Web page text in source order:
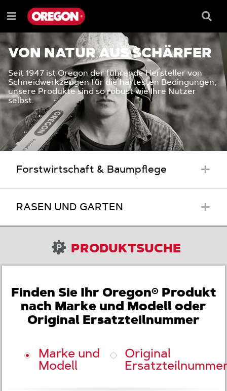
INHALT
NAVIGATIONSMENÜ
Menü
VON NATUR AUS SCHÄRFER
Seit 1947 ist Oregon der führende Hersteller von
Schneidwerkzeugen für die härtesten Bedingungen,
unsere Produkte sind so robust wie Ihre Nutzer
selbst.
Forstwirtschaft & Baumpflege +
RASEN UND GARTEN +
PRODUKTSUCHE
Finden Sie Ihr Oregon® Produkt
nach Marke und Modell oder
Original Ersatzteilnummer
Marke und
Modell
Original